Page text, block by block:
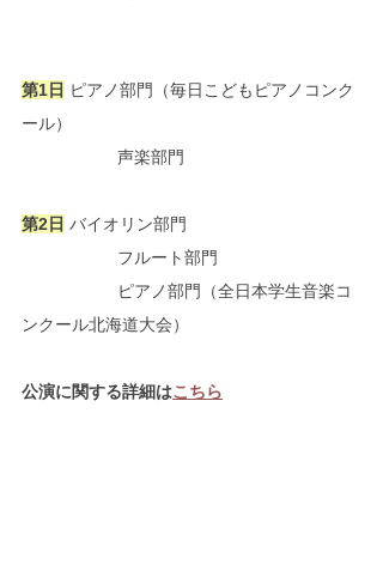
第1日
ール）
		声楽部門
第2日
	バイオリン部門
		フルート部門
ンクール北海道大会）
公演に関する詳細はこちら